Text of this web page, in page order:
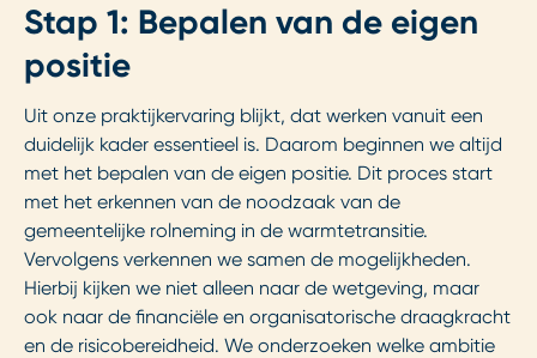
Stap 1: Bepalen van de eigen
positie
Uit onze praktijkervaring blijkt, dat werken vanuit een
duidelijk kader essentieel is. Daarom beginnen we altijd
met het bepalen van de eigen positie. Dit proces start
met het erkennen van de noodzaak van de
gemeentelijke rolneming in de warmtetransitie.
Vervolgens verkennen we samen de mogelijkheden.
Hierbij kijken we niet alleen naar de wetgeving, maar
ook naar de financiële en organisatorische draagkracht
en de risicobereidheid. We onderzoeken welke ambitie